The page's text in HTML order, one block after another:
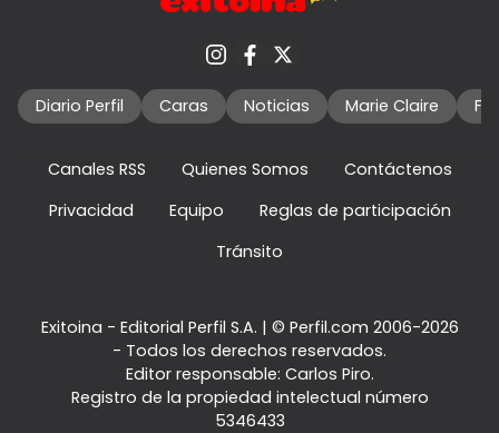
Diario Perfil Caras Noticias Marie Claire
Canales RSS Quienes Somos
Contáctenos
Privacidad
Equipo
Reglas de participación
Tránsito
Exitoina - Editorial Perfil S.A. | © Perfil.com 2006-2026
- Todos los derechos reservados.
Editor responsable: Carlos Piro.
Registro de la propiedad intelectual número
5346433